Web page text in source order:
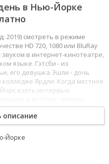
в Нью-Йорке
2019) смотреть в режиме
HD 720, 1080 или BluRay
в интернет-кинотеатре,
языке. Гэтсби - из
его девушка Эшли - дочь
Ярдли. Когда местное
взять интервью
заселяется в шикарный
и строит планы, но судьба
в мир звёздной богемы,
и младшую сестру
описание
Йорке